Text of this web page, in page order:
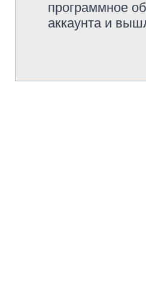
программное
аккаунта и